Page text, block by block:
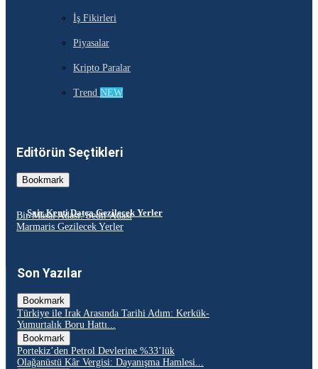
İş Fikirleri
Piyasalar
Kripto Paralar
Trend NEW
Editörün Seçtikleri
Bookmark
Şair Kenti Datça Gezilecek Yerler
Bir Masal Adası: Sedir Adası
Marmaris Gezilecek Yerler
Son Yazılar
Bookmark
Türkiye ile Irak Arasında Tarihi Adım: Kerkük-
Yumurtalık Boru Hattı...
Bookmark
Portekiz’den Petrol Devlerine %33’lük
Olağanüstü Kâr Vergisi: Dayanışma Hamlesi...